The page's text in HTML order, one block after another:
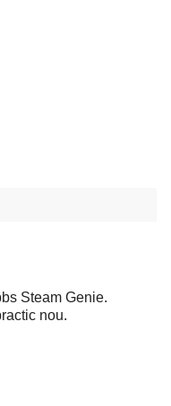
Steam Genie.
nou.